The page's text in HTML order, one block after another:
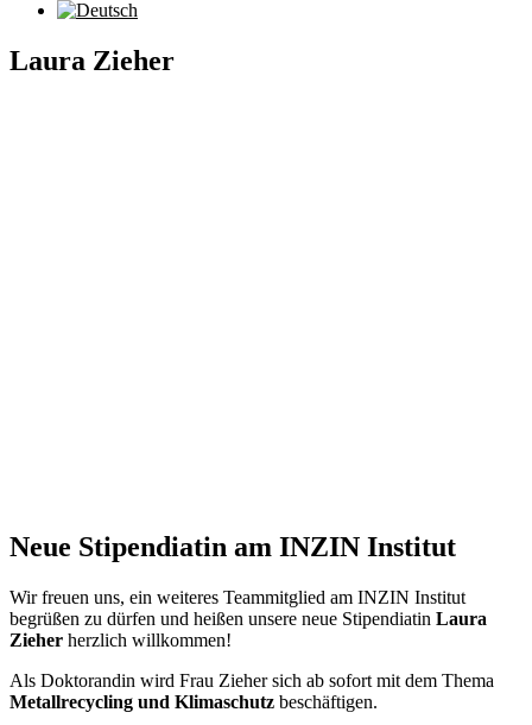
Laura Zieher
Neue Stipendiatin am INZIN Institut
Wir freuen uns, ein weiteres Teammitglied am INZIN Institut
begrüßen zu dürfen und heißen unsere neue Stipendiatin Laura
Zieher herzlich willkommen!
Als Doktorandin wird Frau Zieher sich ab sofort mit dem Thema
Metallrecycling und Klimaschutz beschäftigen.